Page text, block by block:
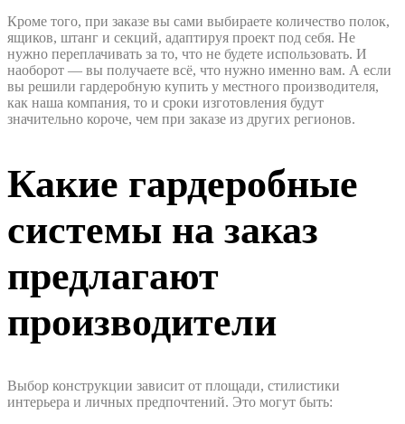
Кроме того, при заказе вы сами выбираете количество полок,
ящиков, штанг и секций, адаптируя проект под себя. Не
нужно переплачивать за то, что не будете использовать. И
наоборот — вы получаете всё, что нужно именно вам. А если
вы решили гардеробную купить у местного производителя,
как наша компания, то и сроки изготовления будут
значительно короче, чем при заказе из других регионов.
Какие гардеробные
системы на заказ
предлагают
производители
Выбор конструкции зависит от площади, стилистики
интерьера и личных предпочтений. Это могут быть: